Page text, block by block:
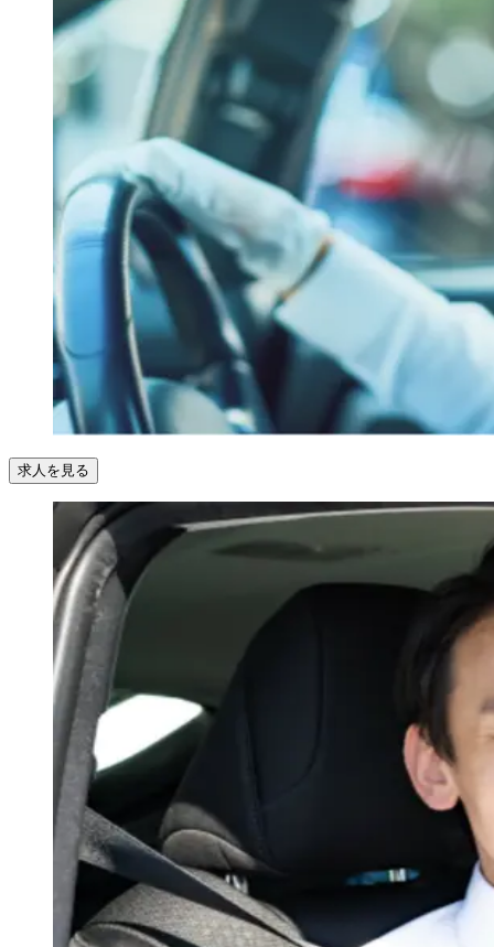
求人を見る